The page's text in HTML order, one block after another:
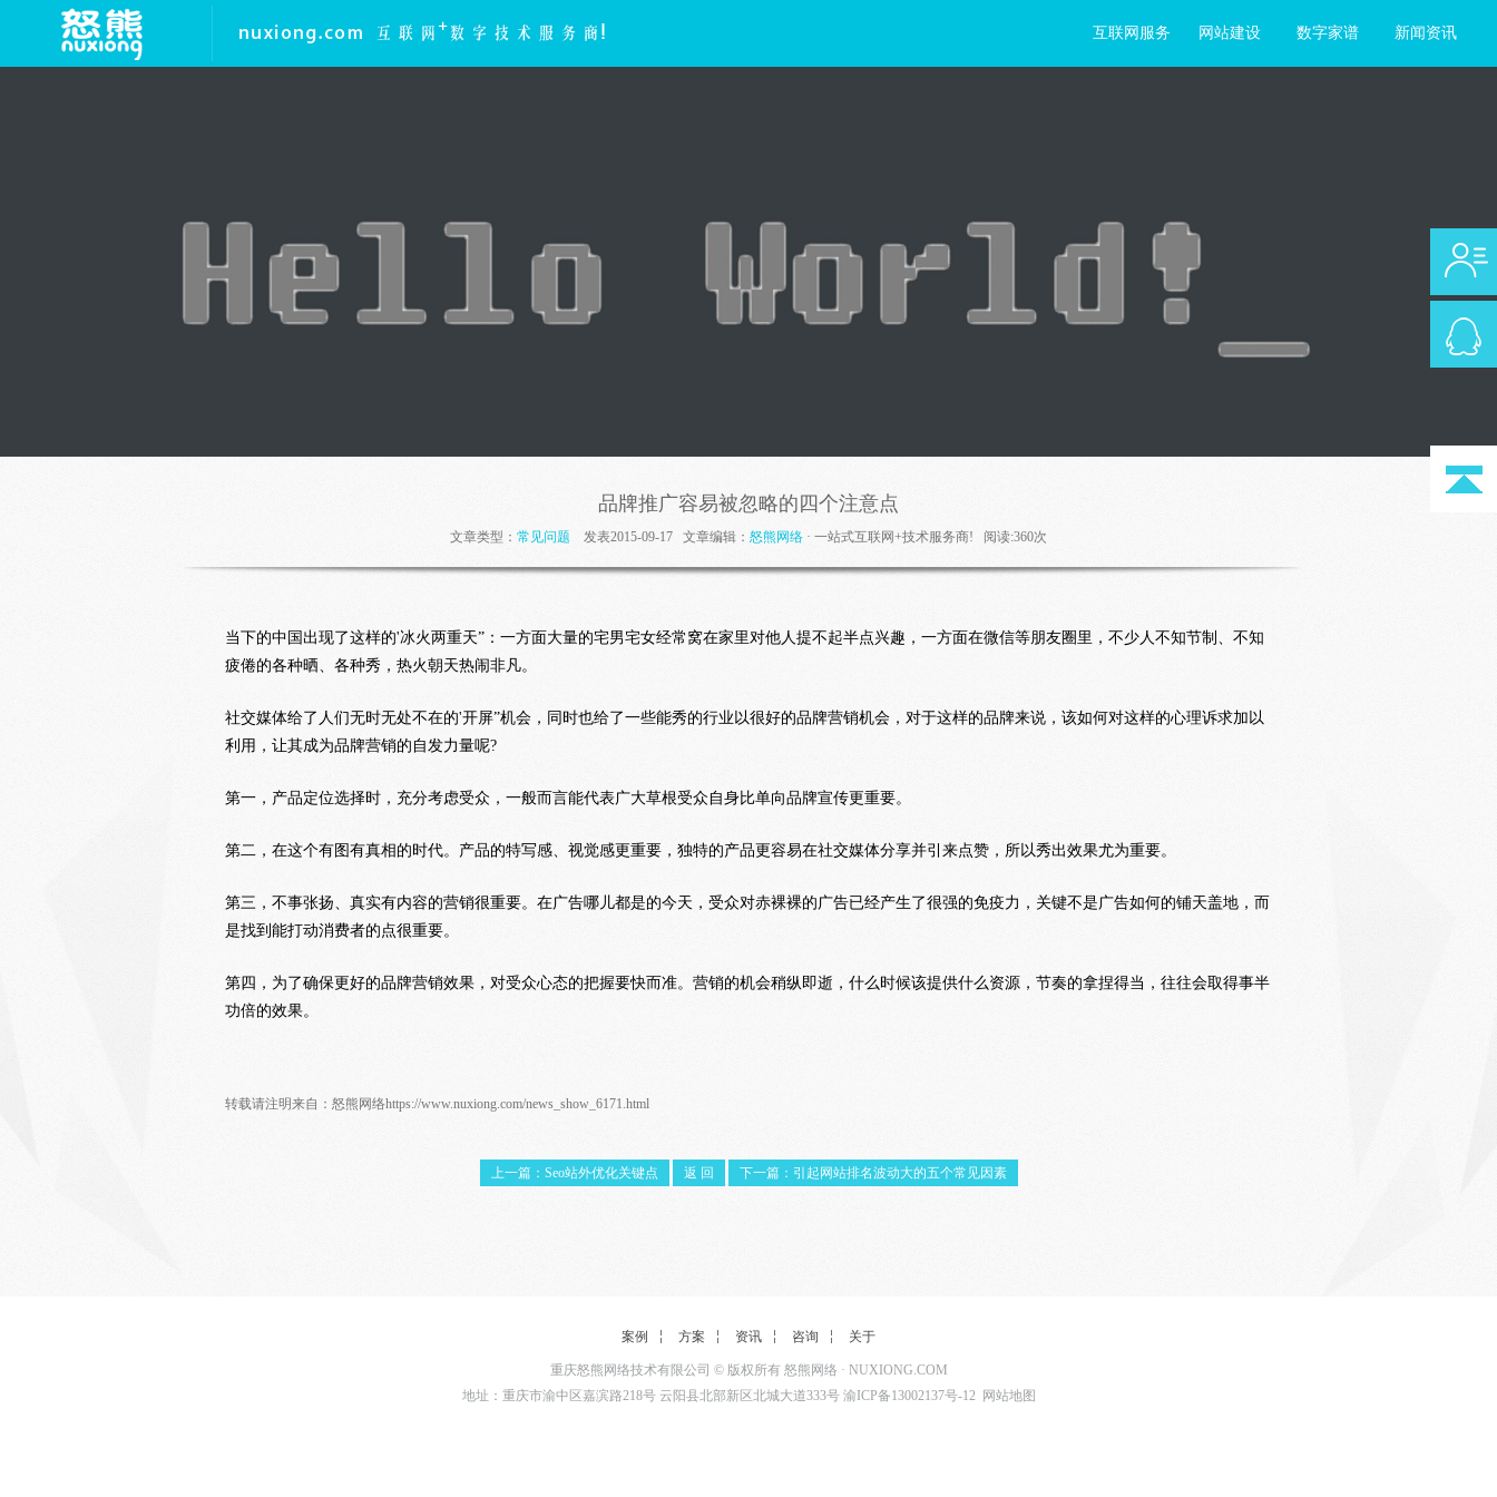
互联网服务 网站建设 数字家谱 新闻资讯
品牌推广容易被忽略的四个注意点
文章类型： 常见问题 发表2015-09-17 文章编辑： 怒熊网络 · 一站式互联网+技术服务商! 阅读:360次
当下的中国出现了这样的'冰火两重天”：一方面大量的宅男宅女经常窝在家里对他人提不起半点兴趣，一方面在微信等朋友圈里，不少人不知节制、不知
疲倦的各种晒、各种秀，热火朝天热闹非凡。
社交媒体给了人们无时无处不在的'开屏”机会，同时也给了一些能秀的行业以很好的品牌营销机会，对于这样的品牌来说，该如何对这样的心理诉求加以
利用，让其成为品牌营销的自发力量呢?
第一，产品定位选择时，充分考虑受众，一般而言能代表广大草根受众自身比单向品牌宣传更重要。
第二，在这个有图有真相的时代。产品的特写感、视觉感更重要，独特的产品更容易在社交媒体分享并引来点赞，所以秀出效果尤为重要。
第三，不事张扬、真实有内容的营销很重要。在广告哪儿都是的今天，受众对赤裸裸的广告已经产生了很强的免疫力，关键不是广告如何的铺天盖地，而
是找到能打动消费者的点很重要。
第四，为了确保更好的品牌营销效果，对受众心态的把握要快而准。营销的机会稍纵即逝，什么时候该提供什么资源，节奏的拿捏得当，往往会取得事半
功倍的效果。
转载请注明来自： 怒熊网络https://www.nuxiong.com/news_show_6171.html
上一篇：Seo站外优化关键点 返 回 下一篇：引起网站排名波动大的五个常见因素
案例 方案 资讯 咨询 关于
重庆怒熊网络技术有限公司 © 版权所有 怒熊网络 · NUXIONG.COM
地址：重庆市渝中区嘉滨路218号 云阳县北部新区北城大道333号 渝ICP备13002137号-12 网站地图